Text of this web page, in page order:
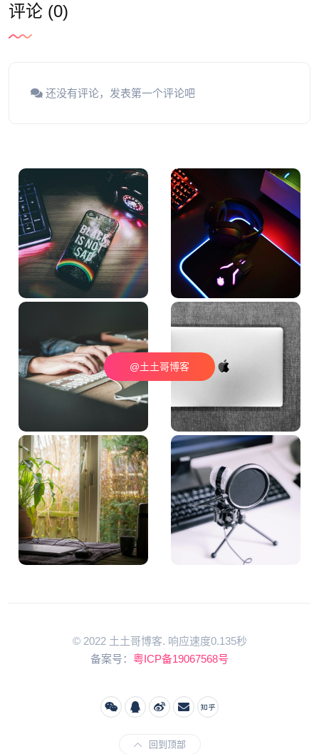
评论 (0)
还没有评论，发表第一个评论吧
@土土哥博客
© 2022 土土哥博客. 响应速度0.135秒
备案号： 粤ICP备19067568号
回到顶部